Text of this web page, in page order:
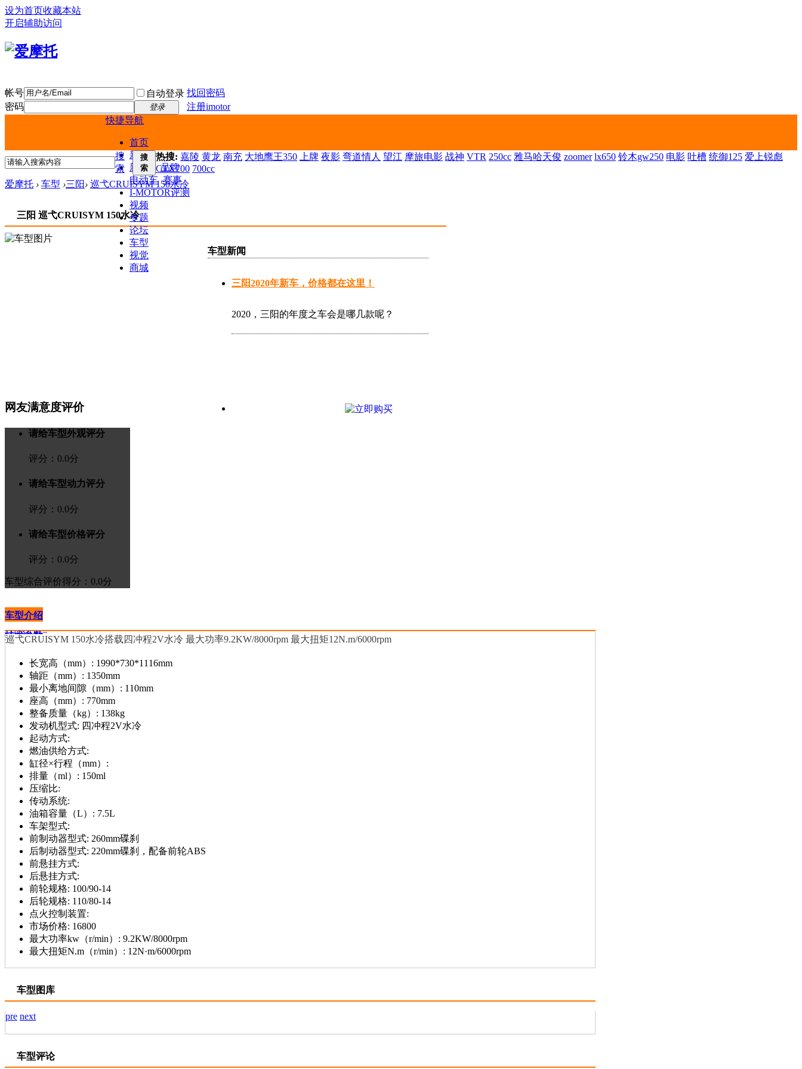
设为首页收藏本站
开启辅助访问
帐号 自动登录 找回密码
密码
登录
注册imotor
快捷导航
首页
新闻
新车
品牌
电动车 赛事
I-MOTOR评测
视频
专题
论坛
车型
视觉
商城
搜
索
搜
索
热搜: 嘉陵 黄龙 南充 大地鹰王350 上牌 夜影 弯道情人 望江 摩旅电影 战神 VTR 250cc 雅马哈天俊 zoomer lx650 铃木gw250 电影 吐槽 统御125 爱上锐彪
CTX700 700cc
爱摩托 › 车型 ›三阳› 巡弋CRUISYM 150水冷
三阳 巡弋CRUISYM 150水冷
车型新闻
三阳2020年新车，价格都在这里！
2020，三阳的年度之车会是哪几款呢？
网友满意度评价
请给车型外观评分
评分： 0.0分
请给车型动力评分
评分： 0.0分
请给车型价格评分
评分： 0.0分
车型综合评价得分：0.0分
车型介绍
技术参数
>进入论坛
巡弋CRUISYM 150水冷搭载四冲程2V水冷 最大功率9.2KW/8000rpm 最大扭矩12N.m/6000rpm
长宽高（mm）: 1990*730*1116mm
轴距（mm）: 1350mm
最小离地间隙（mm）: 110mm
座高（mm）: 770mm
整备质量（kg）: 138kg
发动机型式: 四冲程2V水冷
起动方式:
燃油供给方式:
缸径×行程（mm）:
排量（ml）: 150ml
压缩比:
传动系统:
油箱容量（L）: 7.5L
车架型式:
前制动器型式: 260mm碟刹
后制动器型式: 220mm碟刹，配备前轮ABS
前悬挂方式:
后悬挂方式:
前轮规格: 100/90-14
后轮规格: 110/80-14
点火控制装置:
市场价格: 16800
最大功率kw（r/min）: 9.2KW/8000rpm
最大扭矩N.m（r/min）: 12N·m/6000rpm
车型图库
pre next
车型评论